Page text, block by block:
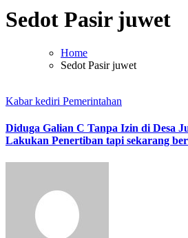
Sedot Pasir juwet
Home
Sedot Pasir juwet
Kabar kediri Pemerintahan
Diduga Galian C Tanpa Izin di Desa
Lakukan Penertiban tapi sekarang